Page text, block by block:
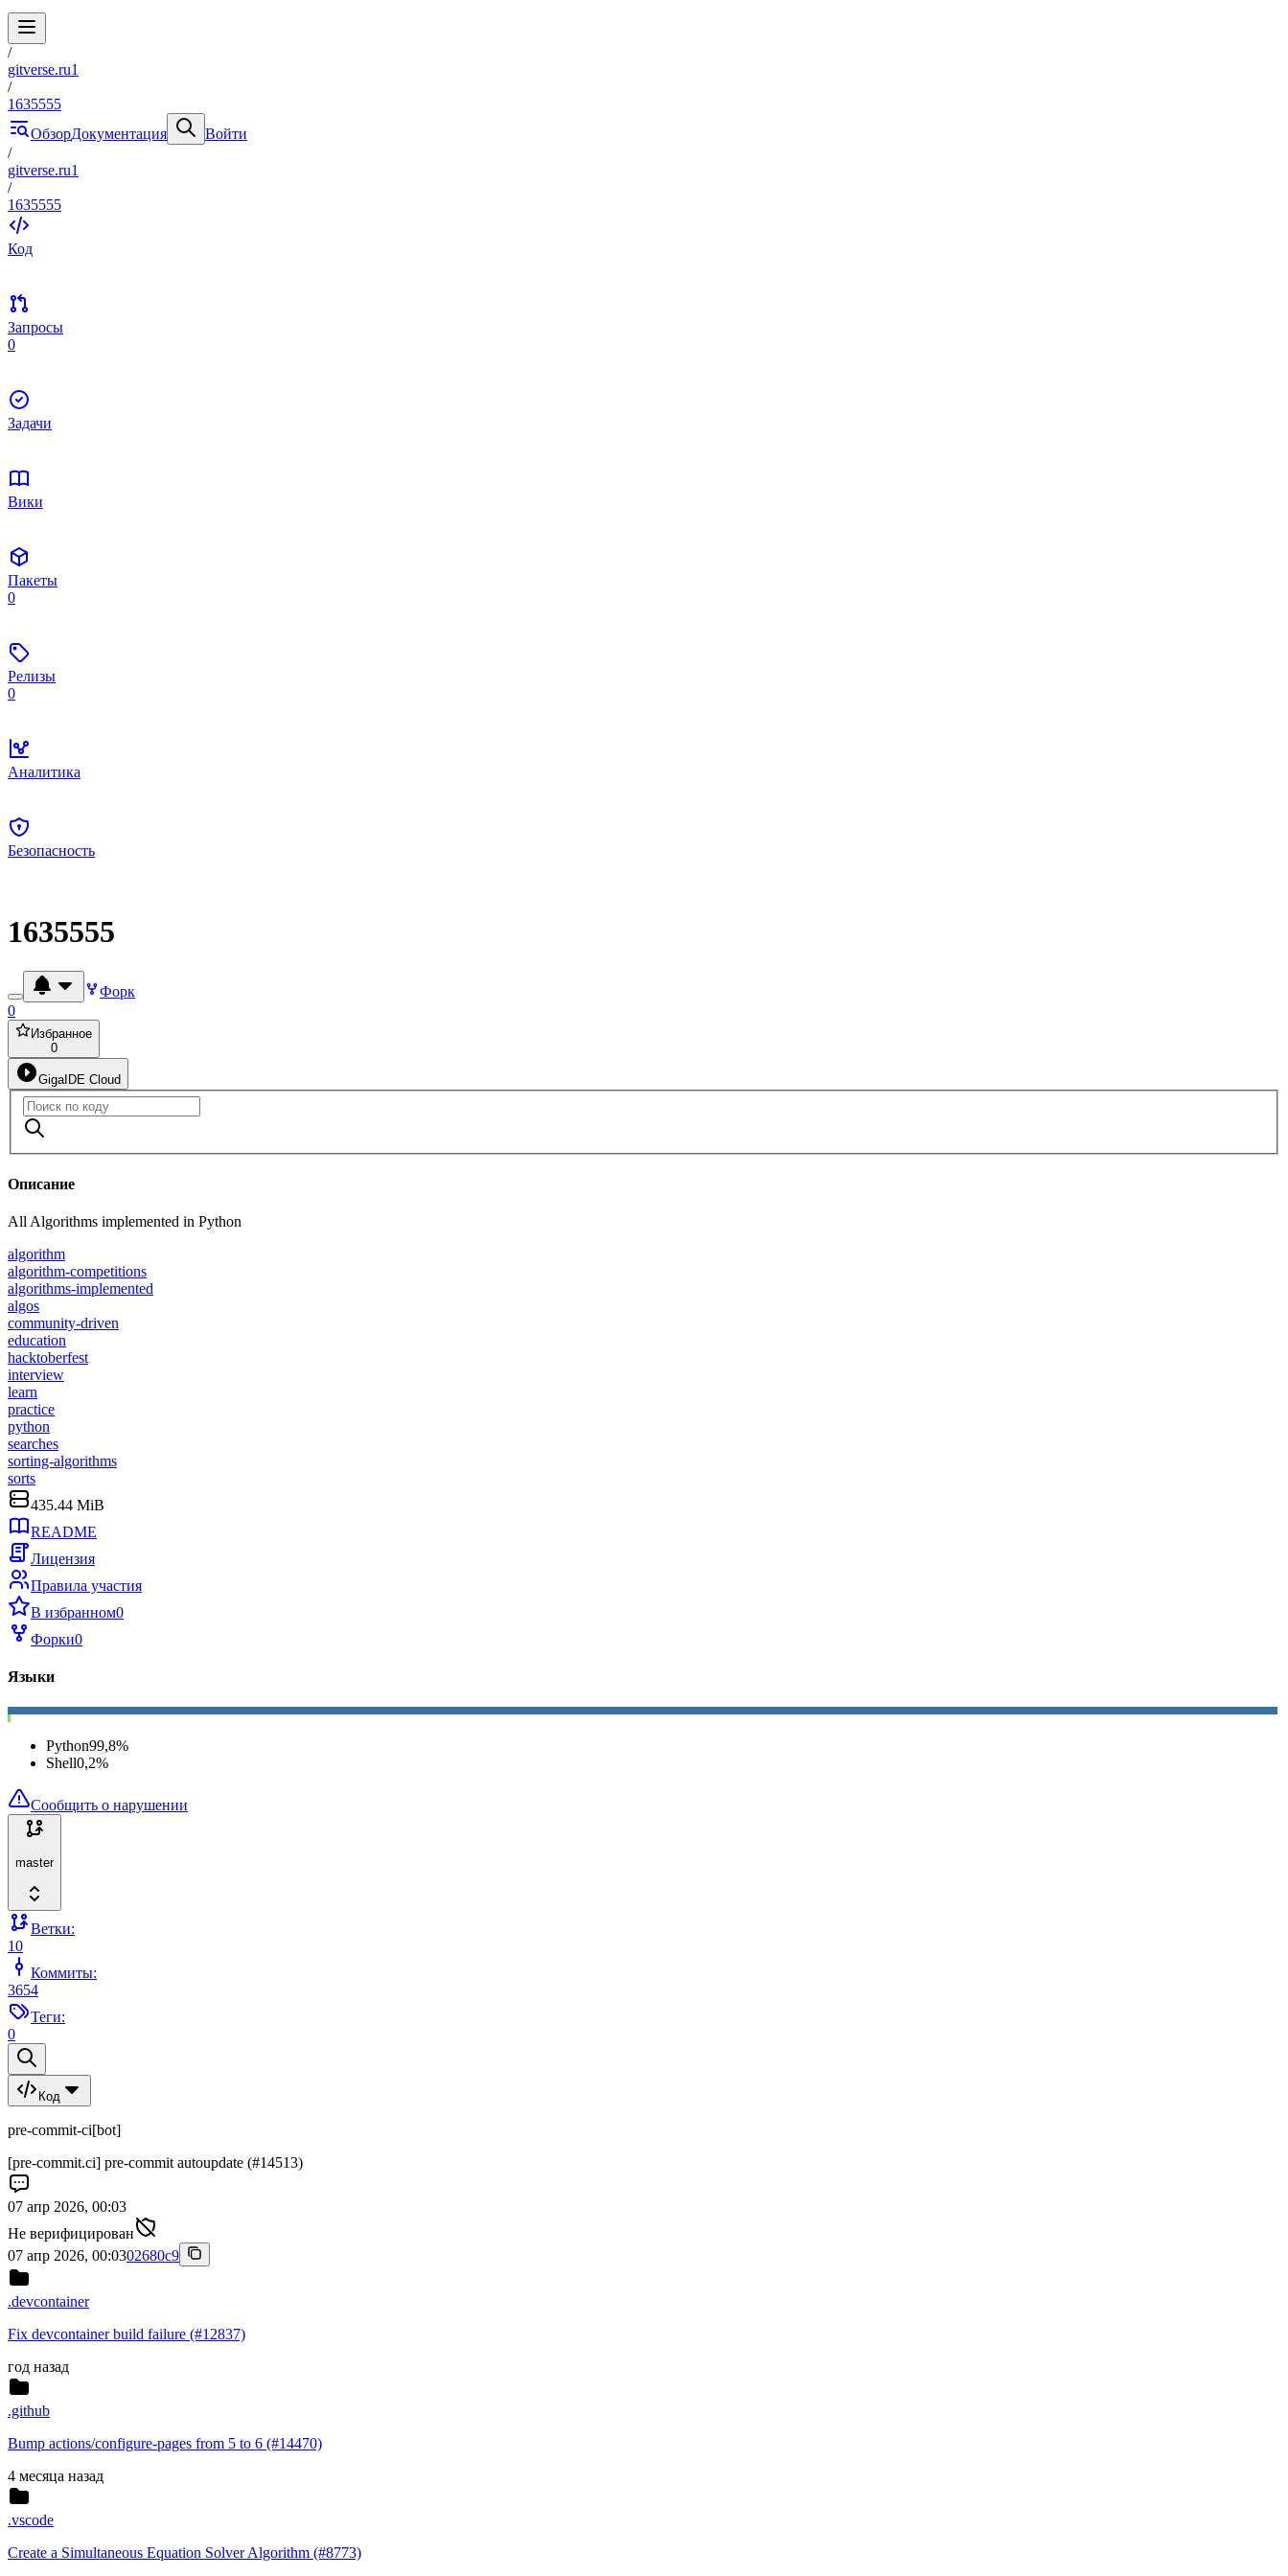
/
gitverse.ru1
/
1635555
ОбзорДокументация
Войти
/
gitverse.ru1
/
1635555
Код
Запросы
0
Задачи
Вики
Пакеты
0
Релизы
0
Аналитика
Безопасность
1635555
Форк
0
Избранное
0
GigaIDE Cloud
Описание
All Algorithms implemented in Python
algorithm
algorithm-competitions
algorithms-implemented
algos
community-driven
education
hacktoberfest
interview
learn
practice
python
searches
sorting-algorithms
sorts
435.44 MiB
README
Лицензия
Правила участия
В избранном0
Форки0
Языки
Python99,8%
Shell0,2%
Сообщить о нарушении
master
Ветки:
10
Коммиты:
3654
Теги:
0
Код
pre-commit-ci[bot]
[pre-commit.ci] pre-commit autoupdate (#14513)
07 апр 2026, 00:03
Не верифицирован
07 апр 2026, 00:0302680c9
.devcontainer
Fix devcontainer build failure (#12837)
год назад
.github
Bump actions/configure-pages from 5 to 6 (#14470)
4 месяца назад
.vscode
Create a Simultaneous Equation Solver Algorithm (#8773)